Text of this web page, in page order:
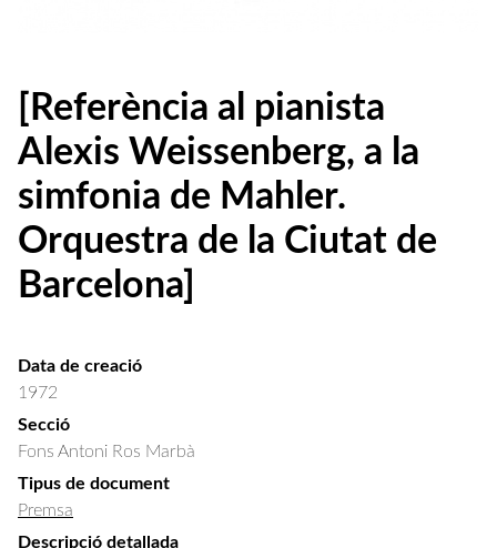
[Referència al pianista
Alexis Weissenberg, a la
simfonia de Mahler.
Orquestra de la Ciutat de
Barcelona]
Data de creació
1972
Secció
Fons Antoni Ros Marbà
Tipus de document
Premsa
Descripció detallada